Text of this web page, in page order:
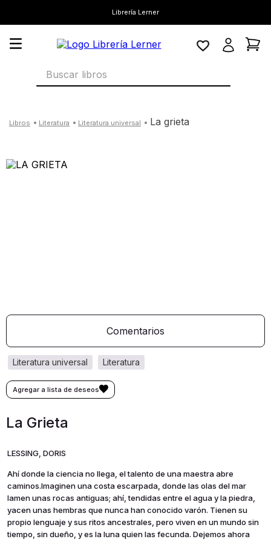
Librería Lerner
Buscar libros
literatura literatura universal la grieta
Comentarios
literatura
literatura universal
La Grieta
LESSING, DORIS
Ahí donde la ciencia no llega, el talento de una maestra abre
caminos.Imaginen una costa escarpada, donde las olas del mar
lamen unas rocas antiguas; ahí, tendidas entre el agua y la piedra,
yacen unas hembras que nunca han conocido varón. Tienen su
propio lenguaje y sus ritos ancestrales, pero viven en un mundo sin
tiempo, sin dueño, y es la luna quien las fecunda. Dejemos ahora